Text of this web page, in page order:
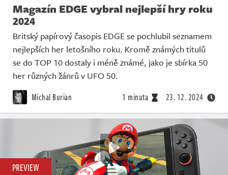
Magazín EDGE vybral nejlepší hry roku
2024
Britský papírový časopis EDGE se pochlubil seznamem
nejlepších her letošního roku. Kromě známých titulů
se do TOP 10 dostaly i méně známé, jako je sbírka 50
her různých žánrů v UFO 50.
Michal Burian 1 minuta 23. 12. 2024
PREVIEW